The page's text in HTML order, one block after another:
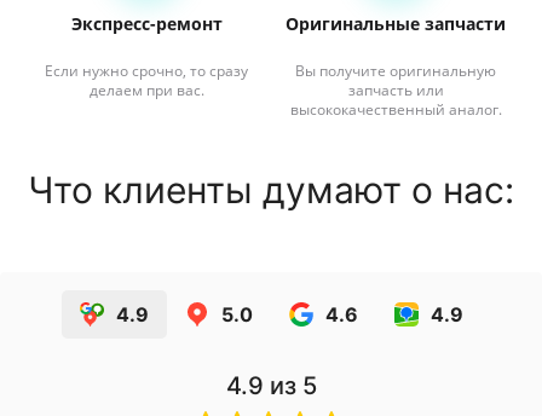
Экспресс-ремонт
Если нужно срочно, то сразу
делаем при вас.
Оригинальные запчасти
Вы получите оригинальную
запчасть или
высококачественный аналог.
Что клиенты думают о нас:
4.9 5.0 4.6 4.9
4.9 из 5